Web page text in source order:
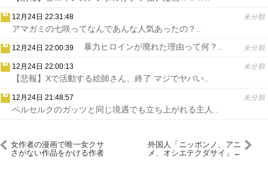
12月24日 22:31:48 未分類
アマガミの七咲ってなんであんな人気あったの？..
12月24日 22:00:39 未分類
暴力ヒロインが廃れた理由って何？..
12月24日 22:00:13 未分類
【悲報】Xで活動する絵師さん、終了 マジでヤバい..
12月24日 21:48:57 未分類
ベルセルクのガッツと同じ境遇でも立ち上がれる主人..
女作者の漫画で唯一女クサ
さがない作品をかける作者
外国人「ニッポンノ、アニ
メ、オシエテクダサイ」←